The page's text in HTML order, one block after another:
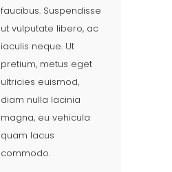
faucibus. Suspendisse
ut vulputate libero, ac
iaculis neque. Ut
pretium, metus eget
ultricies euismod,
diam nulla lacinia
magna, eu vehicula
quam lacus
commodo.